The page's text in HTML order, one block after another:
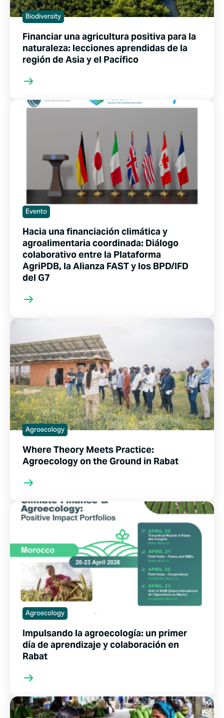
Biodiversity
Financiar una agricultura positiva para la
naturaleza: lecciones aprendidas de la
región de Asia y el Pacífico
Evento
Hacia una financiación climática y
agroalimentaria coordinada: Diálogo
colaborativo entre la Plataforma
AgriPDB, la Alianza FAST y los BPD/IFD
del G7
Agroecology
Where Theory Meets Practice:
Agroecology on the Ground in Rabat
Agroecology
Impulsando la agroecología: un primer
día de aprendizaje y colaboración en
Rabat